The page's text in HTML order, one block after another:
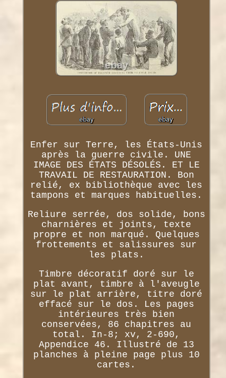
Enfer sur Terre, les États-Unis
après la guerre civile. UNE
IMAGE DES ÉTATS DÉSOLÉS. ET LE
TRAVAIL DE RESTAURATION. Bon
relié, ex bibliothèque avec les
tampons et marques habituelles.
Reliure serrée, dos solide, bons
charnières et joints, texte
propre et non marqué. Quelques
frottements et salissures sur
les plats.
Timbre décoratif doré sur le
plat avant, timbre à l'aveugle
sur le plat arrière, titre doré
effacé sur le dos. Les pages
intérieures très bien
conservées, 86 chapitres au
total. In-8; xv, 2-690,
Appendice 46. Illustré de 13
planches à pleine page plus 10
cartes.